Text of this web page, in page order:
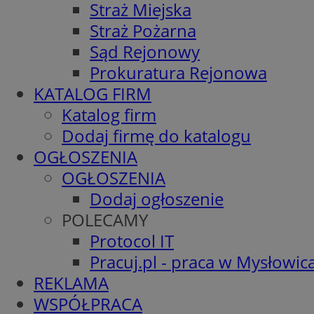
Straż Miejska
Straż Pożarna
Sąd Rejonowy
Prokuratura Rejonowa
KATALOG FIRM
Katalog firm
Dodaj firmę do katalogu
OGŁOSZENIA
OGŁOSZENIA
Dodaj ogłoszenie
POLECAMY
Protocol IT
Pracuj.pl - praca w
REKLAMA
WSPÓŁPRACA